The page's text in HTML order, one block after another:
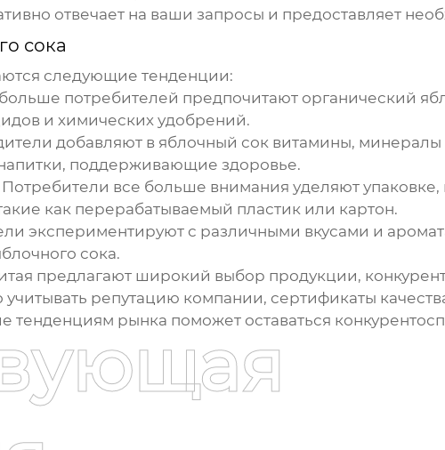
отвечает на ваши запросы и предоставляет
сока
следующие тенденции:
потребителей предпочитают органический
и химических удобрений.
добавляют в яблочный сок витамины, минералы
поддерживающие здоровье.
Потребители все больше внимания уделяют
как перерабатываемый пластик или картон.
экспериментируют с различными вкусами и
сока.
предлагают широкий выбор продукции,
репутацию компании, сертификаты
рынка поможет оставаться